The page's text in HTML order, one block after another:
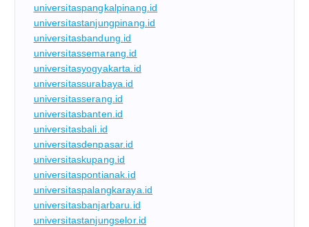
universitaspangkalpinang.id
universitastanjungpinang.id
universitasbandung.id
universitassemarang.id
universitasyogyakarta.id
universitassurabaya.id
universitasserang.id
universitasbanten.id
universitasbali.id
universitasdenpasar.id
universitaskupang.id
universitaspontianak.id
universitaspalangkaraya.id
universitasbanjarbaru.id
universitastanjungselor.id